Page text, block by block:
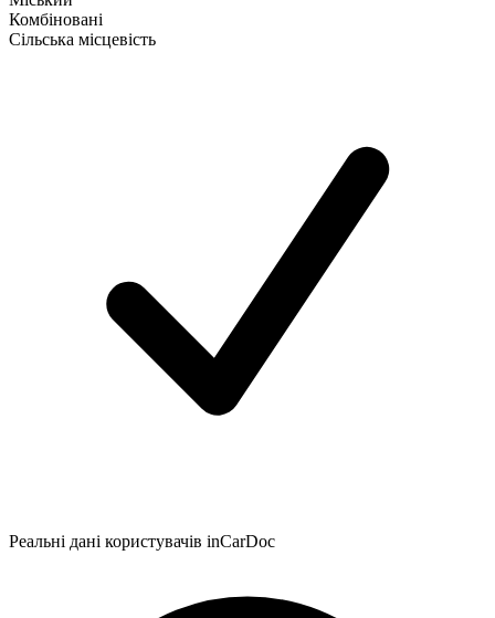
Комбіновані
Сільська місцевість
Реальні дані користувачів inCarDoc